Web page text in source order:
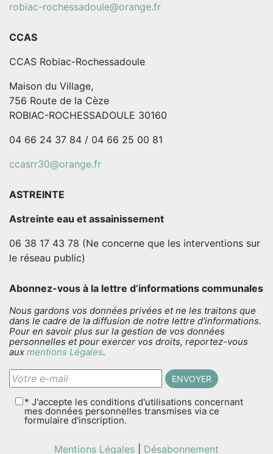
robiac-rochessadoule@orange.fr
CCAS
CCAS Robiac-Rochessadoule
Maison du Village,
756 Route de la Cèze
ROBIAC-ROCHESSADOULE 30160
04 66 24 37 84 / 04 66 25 00 81
ccasrr30@orange.fr
ASTREINTE
Astreinte eau et assainissement
06 38 17 43 78 (Ne concerne que les interventions sur
le réseau public)
Abonnez-vous à la lettre d’informations communales
Nous gardons vos données privées et ne les traitons que
dans le cadre de la diffusion de notre lettre d'informations.
Pour en savoir plus sur la gestion de vos données
personnelles et pour exercer vos droits, reportez-vous
aux mentions Légales.
* J'accepte les conditions d'utilisations concernant
mes données personnelles transmises via ce
formulaire d'inscription.
Mentions Légales Désabonnement